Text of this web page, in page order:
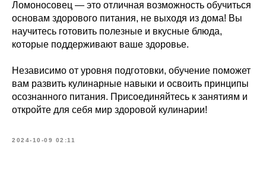
Ломоносовец — это отличная возможность обучиться
основам здорового питания, не выходя из дома! Вы
научитесь готовить полезные и вкусные блюда,
которые поддерживают ваше здоровье.
Независимо от уровня подготовки, обучение поможет
вам развить кулинарные навыки и освоить принципы
осознанного питания. Присоединяйтесь к занятиям и
откройте для себя мир здоровой кулинарии!
2024-10-09 02:11